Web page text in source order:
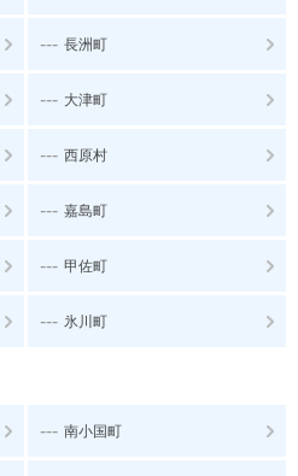
--- 長洲町
--- 大津町
--- 西原村
--- 嘉島町
--- 甲佐町
--- 氷川町
--- 南小国町